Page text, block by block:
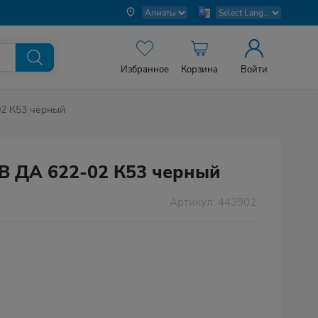
Избранное Корзина Войти
К53 черный
ДА 622-02 К53 черный
Артикул: 443902